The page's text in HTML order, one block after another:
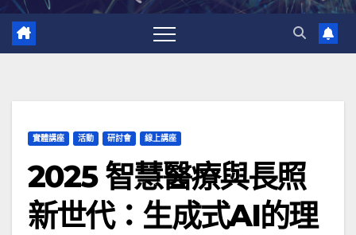
實體講座 活動 研討會 線上講座
2025 智慧醫療與長照
新世代：生成式AI的理